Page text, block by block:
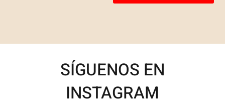
SÍGUENOS EN
INSTAGRAM